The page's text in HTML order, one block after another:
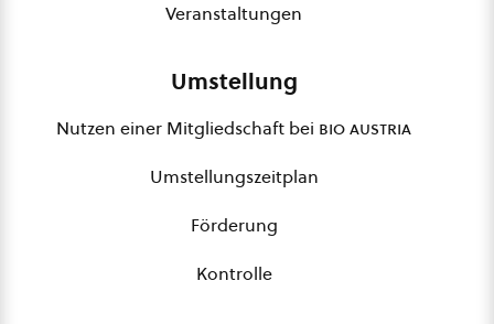
Veranstaltungen
Umstellung
Nutzen einer Mitgliedschaft bei bio austria
Umstellungszeitplan
Förderung
Kontrolle